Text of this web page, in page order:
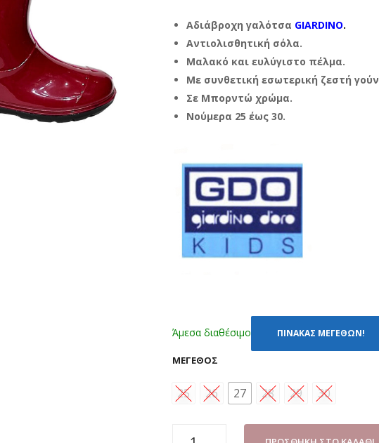
Αδιάβροχη γαλότσα GIARDINO.
Αντιολισθητική σόλα.
Μαλακό και ευλύγιστο πέλμα.
Με συνθετική εσωτερική ζεστή
Σε Μπορντώ χρώμα.
Νούμερα 25 έως 30.
Άμεσα διαθέσιμο ΠΙΝΑΚΑΣ ΜΕΓΕΘΩΝ!
ΜΈΓΕΘΟΣ
25 26 27 28 29 30